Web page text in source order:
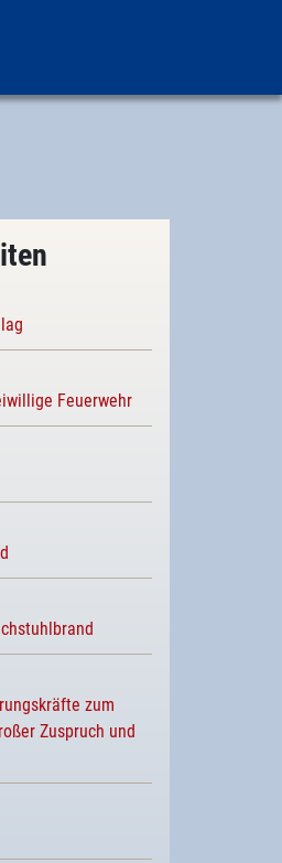
Feuerwehr
zum
Zuspruch und